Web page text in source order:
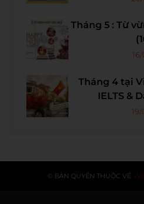
Tháng 5 : Từ
Tháng 4 tại
IELTS &
© BẢN QUYỀN THUỘC VỀ